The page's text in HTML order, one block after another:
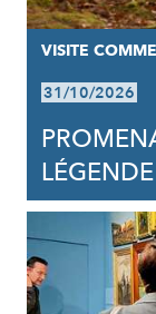
VISITE
31/10/2026